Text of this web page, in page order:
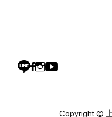
Copyright ©